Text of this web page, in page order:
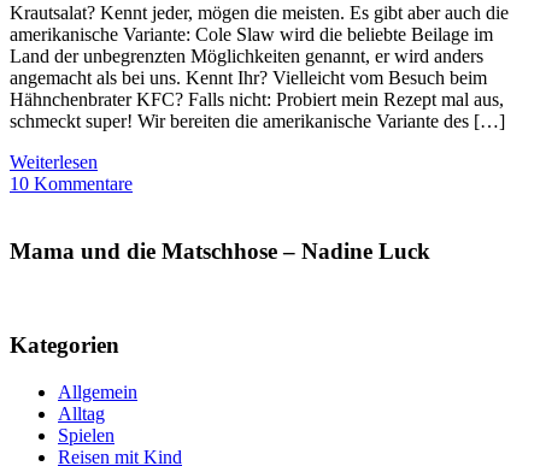
Krautsalat? Kennt jeder, mögen die meisten. Es gibt aber auch die
amerikanische Variante: Cole Slaw wird die beliebte Beilage im
Land der unbegrenzten Möglichkeiten genannt, er wird anders
angemacht als bei uns. Kennt Ihr? Vielleicht vom Besuch beim
Hähnchenbrater KFC? Falls nicht: Probiert mein Rezept mal aus,
schmeckt super! Wir bereiten die amerikanische Variante des […]
Weiterlesen
10 Kommentare
Mama und die Matschhose – Nadine Luck
Kategorien
Allgemein
Alltag
Spielen
Reisen mit Kind